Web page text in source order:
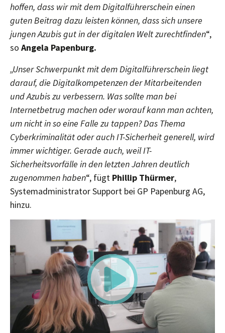
hoffen, dass wir mit dem Digitalführerschein einen
guten Beitrag dazu leisten können, dass sich unsere
jungen Azubis gut in der digitalen Welt zurechtfinden“,
so Angela Papenburg.
„Unser Schwerpunkt mit dem Digitalführerschein liegt
darauf, die Digitalkompetenzen der Mitarbeitenden
und Azubis zu verbessern. Was sollte man bei
Internetbetrug machen oder worauf kann man achten,
um nicht in so eine Falle zu tappen? Das Thema
Cyberkriminalität oder auch IT-Sicherheit generell, wird
immer wichtiger. Gerade auch, weil IT-
Sicherheitsvorfälle in den letzten Jahren deutlich
zugenommen haben“, fügt Phillip Thürmer,
Systemadministrator Support bei GP Papenburg AG,
hinzu.